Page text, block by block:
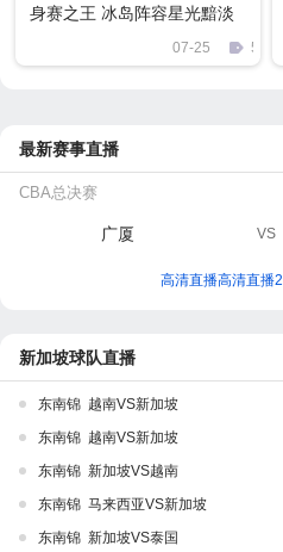
身赛之王 冰岛阵容星光黯淡
07-25 522
最新赛事直播
CBA总决赛
广厦 VS
高清直播高清直播2
新加坡球队直播
东南锦 越南VS新加坡
东南锦 越南VS新加坡
东南锦 新加坡VS越南
东南锦 马来西亚VS新加坡
东南锦 新加坡VS泰国